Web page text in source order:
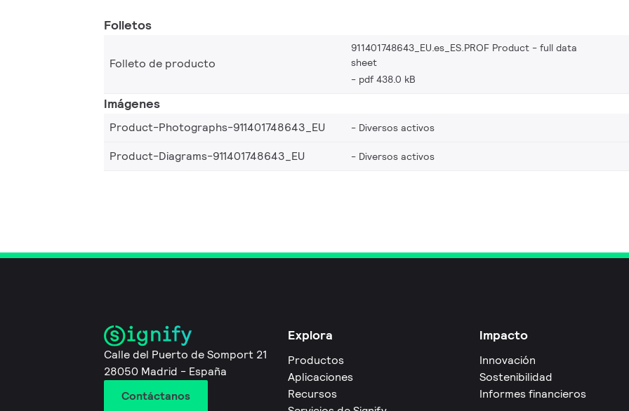
Folletos
Folleto de producto
911401748643_EU.es_ES.PROF Product - full data
sheet
pdf 438.0 kB
Imágenes
Product-Photographs-911401748643_EU Diversos activos
Product-Diagrams-911401748643_EU Diversos activos
Calle del Puerto de Somport 21
28050 Madrid - España
Contáctanos
Explora
Productos
Aplicaciones
Recursos
Impacto
Innovación
Sostenibilidad
Informes financieros